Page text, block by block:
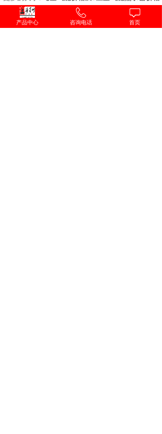
具体的想了解不同项目5吨空气能热水器价格
议进一步咨询上海百叶公司技术人员为准！
产品中心 咨询电话 首页